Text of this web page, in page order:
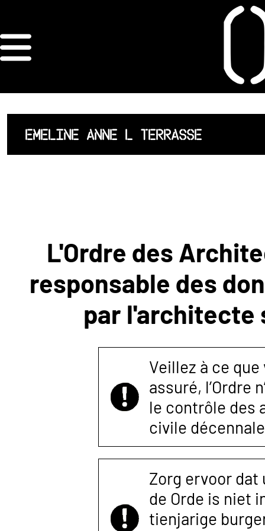
ORDRE DES
ARCHITECTES
ACCUEIL
LISTE DES
ANNEXE 4 CODT
CONTACTER
EMELINE ANNE L TERRASSE
L'Ordre des
responsable des
par l'architecte
Veillez à ce
assuré, l’Ordre
le contrôle des
civile
Zorg ervoor
de Orde is niet
tienjarige